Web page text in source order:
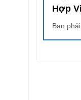
Hợp
Bạn